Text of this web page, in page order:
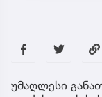
უმაღლესი